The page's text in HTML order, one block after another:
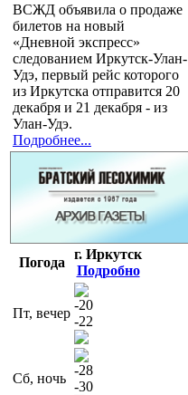
ВСЖД объявила о продаже
билетов на новый
«Дневной экспресс»
следованием Иркутск-Улан-
Удэ, первый рейс которого
из Иркутска отправится 20
декабря и 21 декабря - из
Улан-Удэ.
Подробнее...
Погода
г. Иркутск
Подробно
Пт, вечер
-20
-22
Сб, ночь
-28
-30